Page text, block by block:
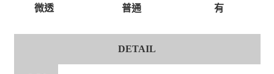
微透 普通 有
DETAIL